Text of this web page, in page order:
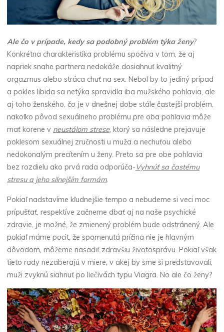
Ale čo v prípade, kedy sa podobný problém týka ženy?
Konkrétna charakteristika problému spočíva v tom, že aj
napriek snahe partnera nedokáže dosiahnuť kvalitný
orgazmus alebo stráca chuť na sex. Nebol by to jediný prípad
a pokles libida sa netýka spravidla iba mužského pohlavia, ale
aj toho ženského, čo je v dnešnej dobe stále častejší problém,
nakoľko pôvod sexuálneho problému pre oba pohlavia môže
mať korene v neustálom strese, ktorý sa následne prejavuje
poklesom sexuálnej zručnosti u muža a nechuťou alebo
nedokonalým precítením u ženy. Preto sa pre obe pohlavia
bez rozdielu ako prvá rada odporúča-Vyhnúť sa častému
stresu a jeho silnejším formám.
Pokiaľ nadstavíme kľudnejšie tempo a nebudeme si veci moc
prípušťať, respektíve začneme dbať aj na naše psychické
zdravie, je možné, že zmienený problém bude odstránený. Ale
pokiaľ máme pocit, že spomenutá príčina nie je hlavným
dôvodom, môžeme nasadiť zdravšiu životosprávu. Pokiaľ však
tieto rady nezaberajú v miere, v akej by sme si predstavovali,
muži zvyknú siahnuť po liečivách typu Viagra. No ale čo ženy?